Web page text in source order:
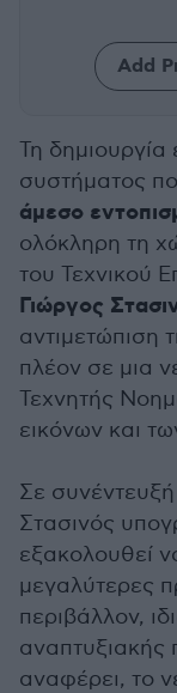
Add
Τη
συστήματος
άμεσο
ολόκληρη τη
του Τεχνικού
Γιώργος
αντιμετώπιση
πλέον σε μια
Τεχνητής
εικόνων και
Σε
Στασινός
εξακολουθεί
μεγαλύτερες
περιβάλλον,
αναφέρει, το